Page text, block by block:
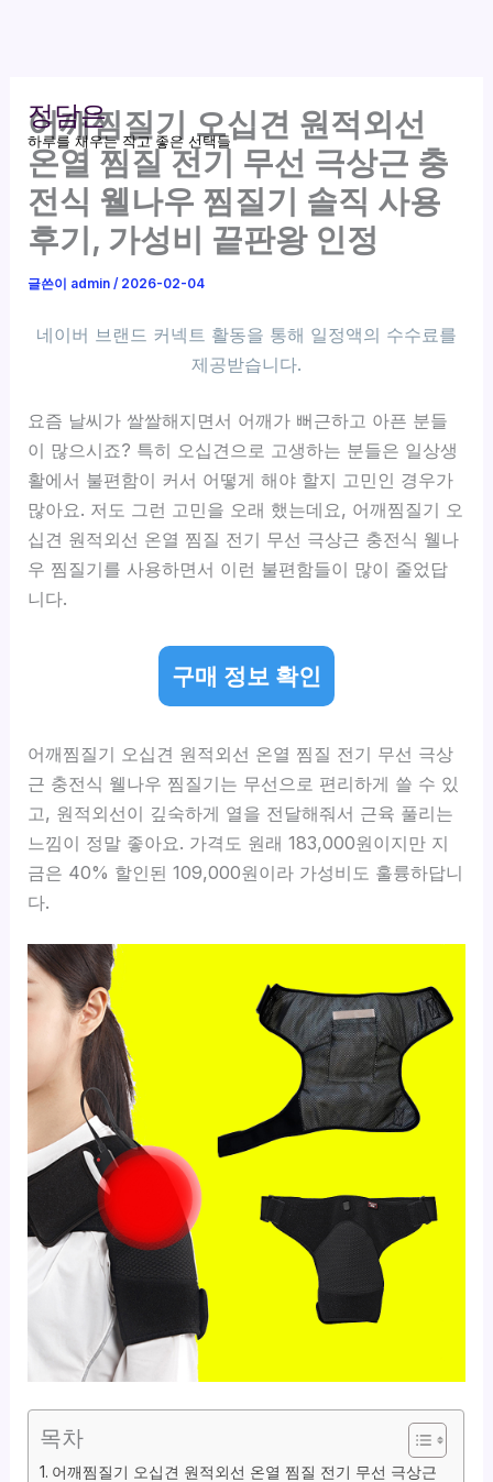
정담은
하루를 채우는 작고 좋은 선택들
어깨찜질기 오십견 원적외선
온열 찜질 전기 무선 극상근 충
전식 웰나우 찜질기 솔직 사용
후기, 가성비 끝판왕 인정
글쓴이 admin/ 2026-02-04
요즘 날씨가 쌀쌀해지면서 어깨가 뻐근하고 아픈 분들
이 많으시죠? 특히 오십견으로 고생하는 분들은 일상생
활에서 불편함이 커서 어떻게 해야 할지 고민인 경우가
많아요. 저도 그런 고민을 오래 했는데요, 어깨찜질기 오
십견 원적외선 온열 찜질 전기 무선 극상근 충전식 웰나
우 찜질기를 사용하면서 이런 불편함들이 많이 줄었답
니다.
구매 정보 확인
어깨찜질기 오십견 원적외선 온열 찜질 전기 무선 극상
근 충전식 웰나우 찜질기는 무선으로 편리하게 쓸 수 있
고, 원적외선이 깊숙하게 열을 전달해줘서 근육 풀리는
느낌이 정말 좋아요. 가격도 원래 183,000원이지만 지
금은 40% 할인된 109,000원이라 가성비도 훌륭하답니
다.
목차
어깨찜질기 오십견 원적외선 온열 찜질 전기 무선 극상근